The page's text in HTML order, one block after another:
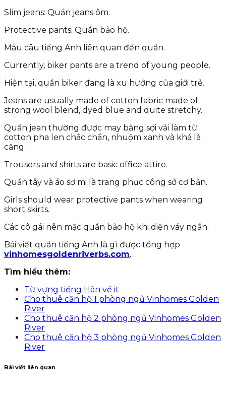
Slim jeans: Quần jeans ôm.
Protective pants: Quần bảo hộ.
Mẫu câu tiếng Anh liên quan đến quần.
Currently, biker pants are a trend of young people.
Hiện tại, quần biker đang là xu hướng của giới trẻ.
Jeans are usually made of cotton fabric made of
strong wool blend, dyed blue and quite stretchy.
Quần jean thường được may bằng sợi vải làm từ
cotton pha len chắc chắn, nhuộm xanh và khá là
căng.
Trousers and shirts are basic office attire.
Quần tây và áo sơ mi là trang phục công sở cơ bản.
Girls should wear protective pants when wearing
short skirts.
Các cô gái nên mặc quần bảo hộ khi diện váy ngắn.
Bài viết quần tiếng Anh là gì được tổng hợp
vinhomesgoldenriverbs.com.
Tìm hiểu thêm:
Từ vựng tiếng Hàn về it
Cho thuê căn hộ 1 phòng ngủ Vinhomes Golden
River
Cho thuê căn hộ 2 phòng ngủ Vinhomes Golden
River
Cho thuê căn hộ 3 phòng ngủ Vinhomes Golden
River
Bài viết liên quan